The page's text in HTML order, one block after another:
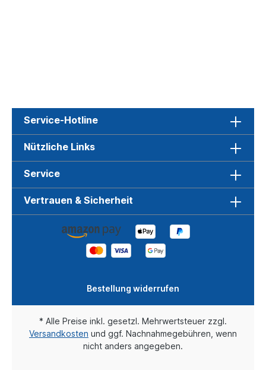
Service-Hotline
Nützliche Links
Service
Vertrauen & Sicherheit
Bestellung widerrufen
* Alle Preise inkl. gesetzl. Mehrwertsteuer zzgl.
Versandkosten und ggf. Nachnahmegebühren, wenn
nicht anders angegeben.